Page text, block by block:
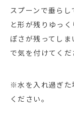
スプーンで垂ら
と形が残りゆっ
ぽさが残ってし
で気を付けてくだ
※水を入れ過ぎた
ください。